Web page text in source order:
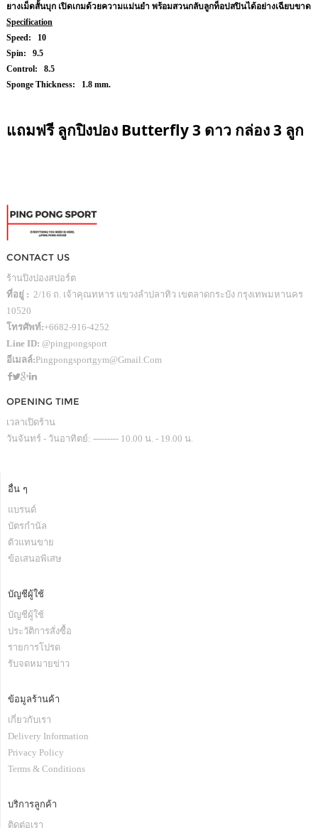
ยางเม็ดสั้นบุก เปิดเกมด้วยความแม่นยำ พร้อมสวนกลับลูกท็อปสปินได้อย่างเฉียบขาด
Specification
Speed: 10
Spin: 9.5
Control: 8.5
Sponge Thickness: 1.8 mm.
แถมฟรี ลูกปิงปอง Butterfly 3 ดาว กล่อง 3 ลูก
CONTACT US
ร้านปิงปองสปอร์ต
ที่อยู่ : 2/16 ถ. เจ้าคุณทหาร แขวงลำปลาทิว เขตลาดกระบัง กรุงเทพมหานคร
10520
โทรศัพท์:+6682-916-4252
Line ID: @pingpongsport
อีเมลล์:Pingpongsportgym@gmail.com
OPENING TIME
เวลาเปิดร้าน
วันจันทร์ - วันอาทิตย์: --------- 10.00 น. - 19.00 น.
อื่น ๆ
แบรนด์
บัตรกำนัล
ตัวแทนขาย
ข้อเสนอพิเสษ
บัญชีผู้ใช้
บัญชีผู้ใช้
ประวัติการสั่งซื้อ
รายการโปรด
รับจดหมายข่าว
ข้อมูลร้านค้า
เกี่ยวกับเรา
Delivery Information
Privacy Policy
Terms & Conditions
บริการลูกค้า
ติดต่อเรา